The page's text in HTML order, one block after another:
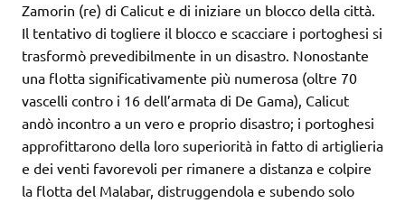
Zamorin (re) di Calicut e di iniziare un blocco della città.
Il tentativo di togliere il blocco e scacciare i portoghesi si
trasformò prevedibilmente in un disastro. Nonostante
una flotta significativamente più numerosa (oltre 70
vascelli contro i 16 dell’armata di De Gama), Calicut
andò incontro a un vero e proprio disastro; i portoghesi
approfittarono della loro superiorità in fatto di artiglieria
e dei venti favorevoli per rimanere a distanza e colpire
la flotta del Malabar, distruggendola e subendo solo